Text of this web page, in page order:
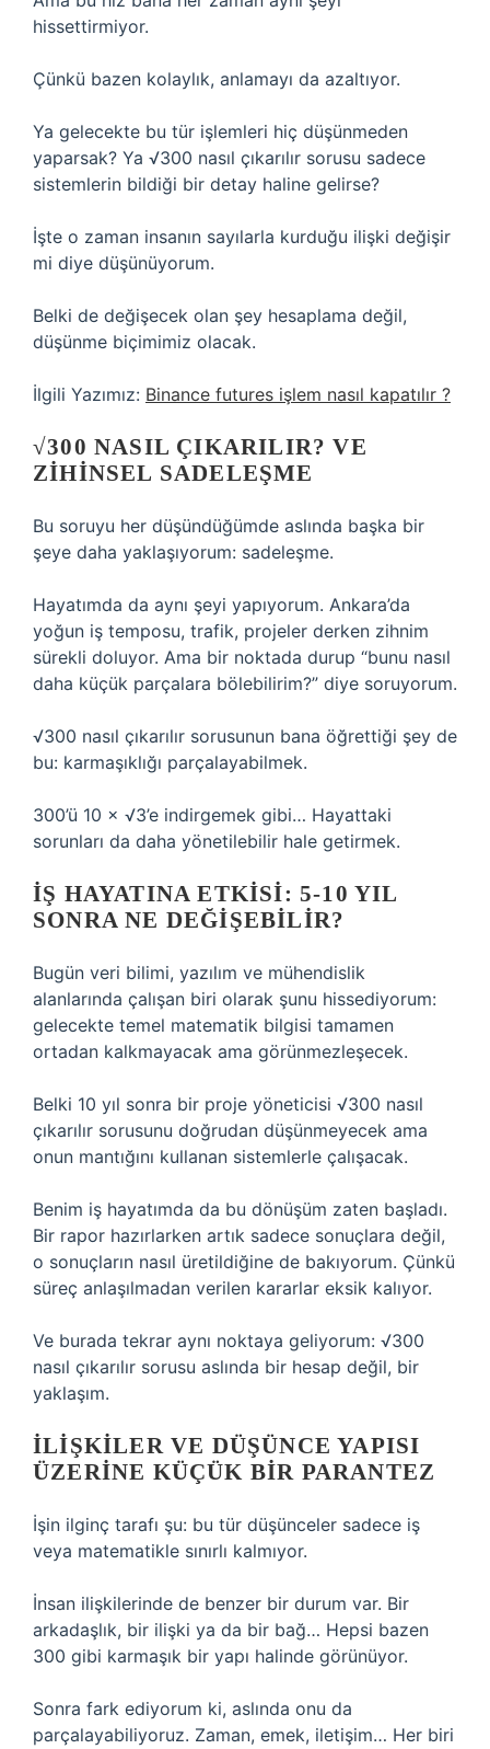
hissettirmiyor.
Çünkü bazen kolaylık, anlamayı da azaltıyor.
Ya gelecekte bu tür işlemleri hiç düşünmeden
yaparsak? Ya √300 nasıl çıkarılır sorusu sadece
sistemlerin bildiği bir detay haline gelirse?
İşte o zaman insanın sayılarla kurduğu ilişki değişir
mi diye düşünüyorum.
Belki de değişecek olan şey hesaplama değil,
düşünme biçimimiz olacak.
İlgili Yazımız: Binance futures işlem nasıl kapatılır ?
√300 NASIL ÇIKARILIR? VE
ZIHINSEL SADELEŞME
Bu soruyu her düşündüğümde aslında başka bir
şeye daha yaklaşıyorum: sadeleşme.
Hayatımda da aynı şeyi yapıyorum. Ankara’da
yoğun iş temposu, trafik, projeler derken zihnim
sürekli doluyor. Ama bir noktada durup “bunu nasıl
daha küçük parçalara bölebilirim?” diye soruyorum.
√300 nasıl çıkarılır sorusunun bana öğrettiği şey de
bu: karmaşıklığı parçalayabilmek.
300’ü 10 × √3’e indirgemek gibi… Hayattaki
sorunları da daha yönetilebilir hale getirmek.
İŞ HAYATINA ETKISI: 5-10 YIL
SONRA NE DEĞIŞEBILIR?
Bugün veri bilimi, yazılım ve mühendislik
alanlarında çalışan biri olarak şunu hissediyorum:
gelecekte temel matematik bilgisi tamamen
ortadan kalkmayacak ama görünmezleşecek.
Belki 10 yıl sonra bir proje yöneticisi √300 nasıl
çıkarılır sorusunu doğrudan düşünmeyecek ama
onun mantığını kullanan sistemlerle çalışacak.
Benim iş hayatımda da bu dönüşüm zaten başladı.
Bir rapor hazırlarken artık sadece sonuçlara değil,
o sonuçların nasıl üretildiğine de bakıyorum. Çünkü
süreç anlaşılmadan verilen kararlar eksik kalıyor.
Ve burada tekrar aynı noktaya geliyorum: √300
nasıl çıkarılır sorusu aslında bir hesap değil, bir
yaklaşım.
İLIŞKILER VE DÜŞÜNCE YAPISI
ÜZERINE KÜÇÜK BIR PARANTEZ
İşin ilginç tarafı şu: bu tür düşünceler sadece iş
veya matematikle sınırlı kalmıyor.
İnsan ilişkilerinde de benzer bir durum var. Bir
arkadaşlık, bir ilişki ya da bir bağ… Hepsi bazen
300 gibi karmaşık bir yapı halinde görünüyor.
Sonra fark ediyorum ki, aslında onu da
parçalayabiliyoruz. Zaman, emek, iletişim… Her biri